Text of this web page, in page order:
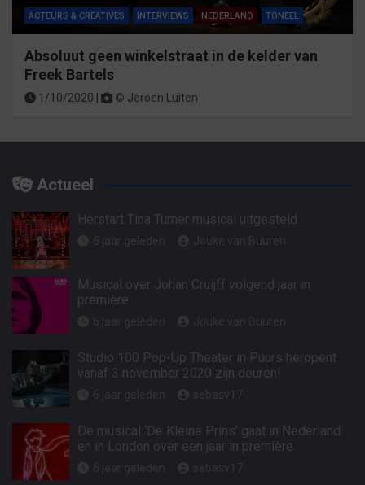
ACTEURS & CREATIVES INTERVIEWS NEDERLAND TONEEL
Absoluut geen winkelstraat in de kelder van
Freek Bartels
1/10/2020 | © Jeroen Luiten
Actueel
Herstart Tina Turner musical uitgesteld
Musical over Johan Cruijff volgend jaar in
première
Studio 100 Pop-Up Theater in Puurs heropent
vanaf 3 november 2020 zijn deuren!
De musical ‘De Kleine Prins’ gaat in Nederland
en in London over een jaar in première.